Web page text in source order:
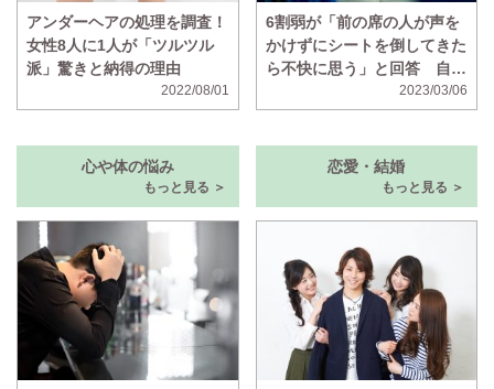
アンダーヘアの処理を調査！
女性8人に1人が「ツルツル
派」驚きと納得の理由
2022/08/01
6割弱が「前の席の人が声を
かけずにシートを倒してきた
ら不快に思う」と回答 自分
は声をかけないのに、声をか
けずに倒されたら不快に思う
2023/03/06
心や体の悩み
もっと見る ＞
恋愛・結婚
もっと見る ＞